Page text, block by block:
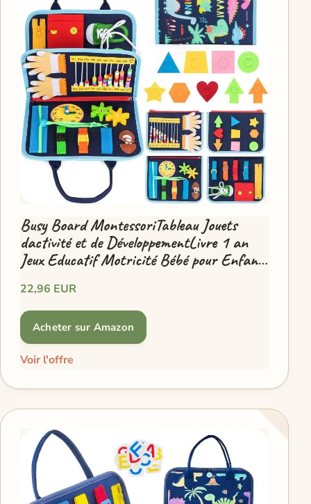
Busy Board MontessoriTableau Jouets
dactivité et de DéveloppementLivre 1 an
Jeux Educatif Motricité Bébé pour Enfants
22,96 EUR
Acheter sur Amazon
Voir l'offre